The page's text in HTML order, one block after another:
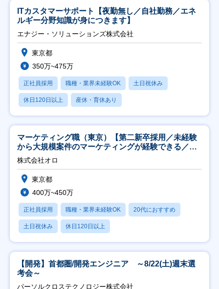
ITカスタマーサポート【夜勤無し／自社勤務／エネ
ルギー分野知識が身につきます】
エナジー・ソリューションズ株式会社
東京都
350万~475万
正社員採用 職種・業界未経験OK 土日祝休み
休日120日以上 産休・育休あり
マーケティング職（東京）【第二新卒採用／未経験
から大規模案件のマーケティングが経験できる／研
修充実】
株式会社オロ
東京都
400万~450万
正社員採用 職種・業界未経験OK 20代におすすめ
土日祝休み 休日120日以上
【開発】首都圏/開発エンジニア ～8/22(土)週末選
考会～
パーソルクロステクノロジー株式会社